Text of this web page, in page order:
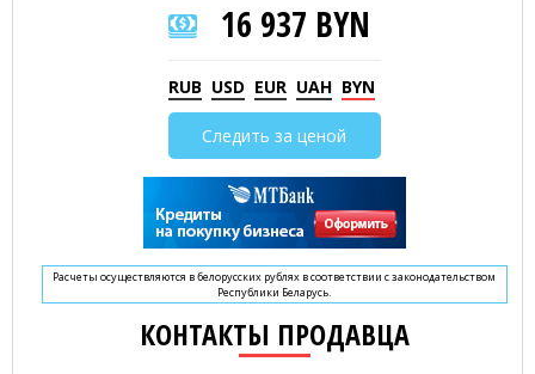
16 937 BYN
RUB USD EUR UAH BYN
Следить за ценой
Расчеты осуществляются в белорусских рублях в соответствии с законодательством
Республики Беларусь.
КОНТАКТЫ ПРОДАВЦА